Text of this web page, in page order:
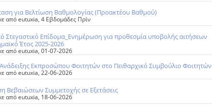
για Bελτίωση Bαθμολογίας (Προακτέου Βαθμού)
απόeutuxia‎, 4 Εβδομάδες Πρίν
Στεγαστικό Επίδομα_Ενημέρωση για προθεσμία υποβολής αιτήσεων
Έτος 2025-2026
απόeutuxia‎, 01-07-2026
Εκπροσώπου Φοιτητών στο Πειθαρχικό Συμβούλιο Φοιτητών
απόeutuxia‎, 22-06-2026
Βεβαιώσεων Συμμετοχής σε Εξετάσεις
απόeutuxia‎, 18-06-2026